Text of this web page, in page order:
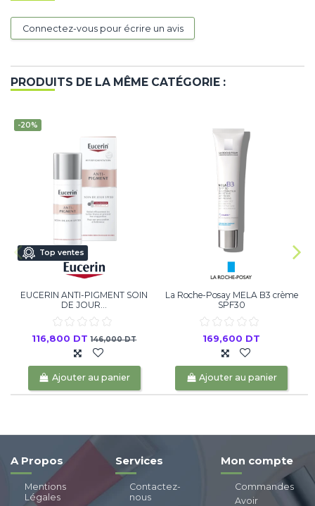
Connectez-vous pour écrire un avis
PRODUITS DE LA MÊME CATÉGORIE :
Top ventes
-20%
EUCERIN ANTI-PIGMENT SOIN
DE JOUR...
116,800 DT146,000 DT
Ajouter au panier
La Roche-Posay MELA B3 crème
SPF30
169,600 DT
Ajouter au panier
A Propos
Mentions
Légales
Services
Contactez-
nous
Mon compte
Commandes
Avoir